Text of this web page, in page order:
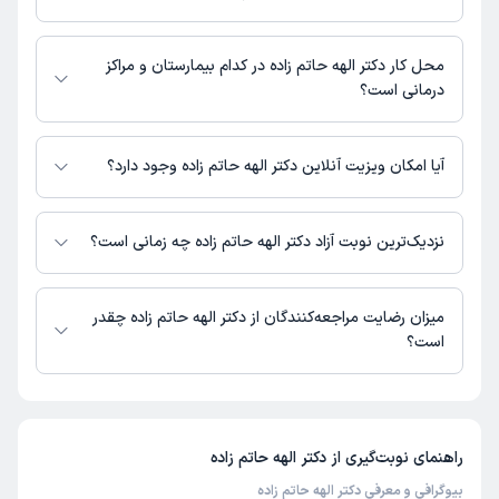
میدان قاضی کتی، مجتمع الماس، طبقه 7
مطب مجتمع الماس : 01132199881
محل کار دکتر الهه حاتم زاده در کدام بیمارستان و مراکز
درمانی است؟
اطلاعاتی درباره محل فعالیت دکتر الهه حاتم زاده در مراکز درمانی در دسترس
نیست.
آیا امکان ویزیت آنلاین دکتر الهه حاتم زاده وجود دارد؟
در حال حاضر اطلاعاتی درباره ارائه ویزیت آنلاین توسط دکتر الهه حاتم زاده در
دسترس نیست. برای دریافت اطلاعات دقیق‌تر، لطفاً با مطب تماس بگیرید.
نزدیک‌ترین نوبت آزاد دکتر الهه حاتم زاده چه زمانی است؟
دکتر الهه حاتم زاده از روز شنبه 17 مرداد 1405 بیمار جدید می‌پذیرند.
میزان رضایت مراجعه‌کنندگان از دکتر الهه حاتم زاده چقدر
است؟
راهنمای نوبت‌گیری از دکتر الهه حاتم زاده
بیوگرافی و معرفی دکتر الهه حاتم زاده